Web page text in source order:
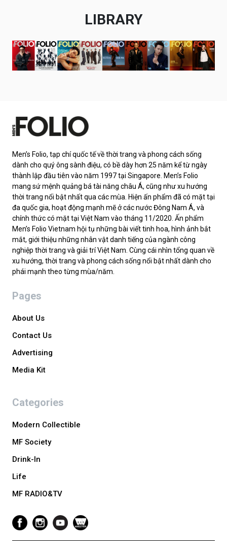
LIBRARY
Men’s Folio, tạp chí quốc tế về thời trang và phong cách sống
dành cho quý ông sành điệu, có bề dày hơn 25 năm kể từ ngày
thành lập đầu tiên vào năm 1997 tại Singapore. Men’s Folio
mang sứ mệnh quảng bá tài năng châu Á, cũng như xu hướng
thời trang nổi bật nhất qua các mùa. Hiện ấn phẩm đã có mặt tại
đa quốc gia, hoạt động mạnh mẽ ở các nước Đông Nam Á, và
chính thức có mặt tại Việt Nam vào tháng 11/2020. Ấn phẩm
Men’s Folio Vietnam hội tụ những bài viết tinh hoa, hình ảnh bắt
mắt, giới thiệu những nhân vật danh tiếng của ngành công
nghiệp thời trang và giải trí Việt Nam. Cùng cái nhìn tổng quan về
xu hướng, thời trang và phong cách sống nổi bật nhất dành cho
phái mạnh theo từng mùa/năm.
Pages
About Us
Contact Us
Advertising
Media Kit
Categories
Modern Collectible
MF Society
Drink-In
Life
MF RADIO&TV